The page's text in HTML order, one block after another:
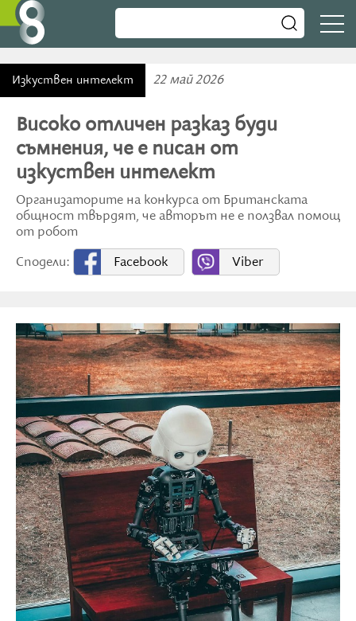
Изкуствен интелект 22 май 2026
Високо отличен разказ буди
съмнения, че е писан от
изкуствен интелект
Организаторите на конкурса от Британската
общност твърдят, че авторът не е ползвал помощ
от робот
Сподели:
Facebook Viber